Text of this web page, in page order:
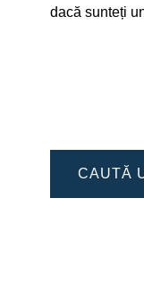
dacă sunteți
CAUTĂ